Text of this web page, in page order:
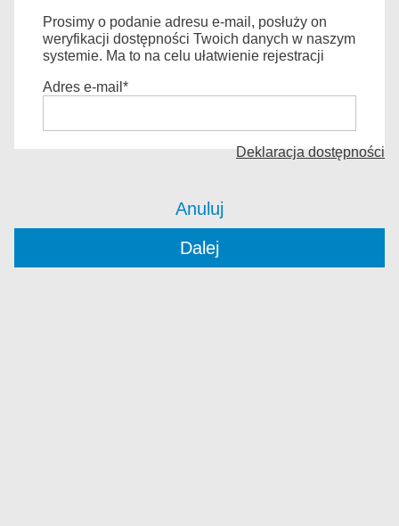
Prosimy o podanie adresu e-mail, posłuży on
weryfikacji dostępności Twoich danych w naszym
systemie. Ma to na celu ułatwienie rejestracji
Adres e-mail*
Deklaracja dostępności
Anuluj
Dalej